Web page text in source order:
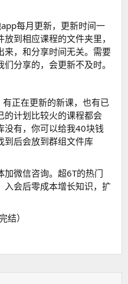
每月更新，更新时间一
到相应课程的文件夹里，
来，和分享时间无关。需要
分享的，会更新不及时。
正在更新的新课，也有已
的计划比较火的课程都会
没有，你可以给我40块钱
到后会放到群组文件库
微信咨询。超6T的热门
入会后零成本增长知识，扩
结）